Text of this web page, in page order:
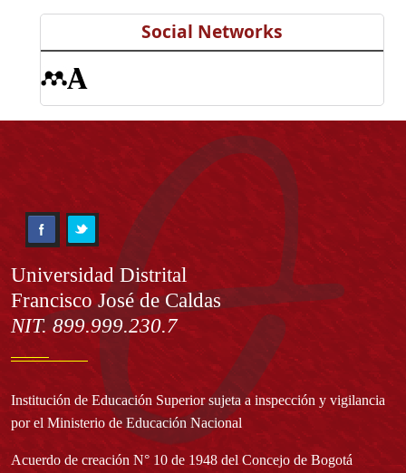
Social Networks
Información
Universidad Distrital
Francisco José de Caldas
NIT. 899.999.230.7
Institución de Educación Superior sujeta a inspección y vigilancia
por el Ministerio de Educación Nacional
Acuerdo de creación N° 10 de 1948 del Concejo de Bogotá